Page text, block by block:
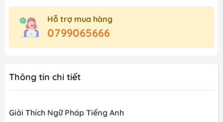
Hỗ trợ mua hàng
0799065666
Thông tin chi tiết
Giải Thích Ngữ Pháp Tiếng Anh